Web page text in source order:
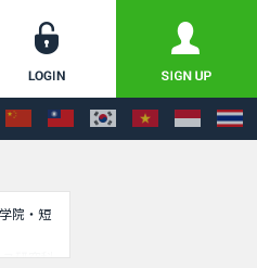
院・短
研究科